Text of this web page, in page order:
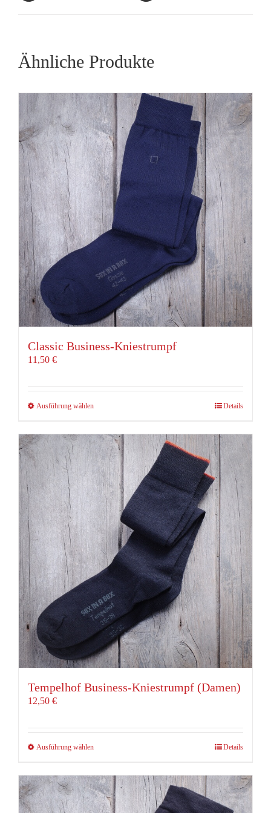
Ähnliche Produkte
Classic Business-Kniestrumpf
11,50 €
Ausführung wählenDieses
weist
mehrere
Varianten
auf.
Die
Optionen
können
auf
der
Produktseite
gewählt
werden
Details
Tempelhof Business-Kniestrumpf (Damen)
12,50 €
Ausführung wählenDieses
weist
mehrere
Varianten
Details